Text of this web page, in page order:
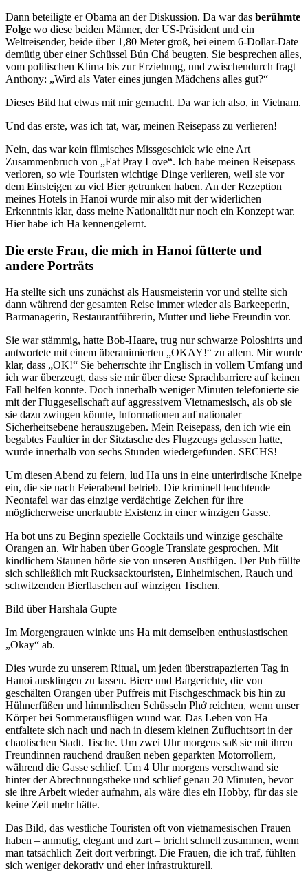
Dann beteiligte er Obama an der Diskussion. Da war das berühmte
Folge wo diese beiden Männer, der US-Präsident und ein
Weltreisender, beide über 1,80 Meter groß, bei einem 6-Dollar-Date
demütig über einer Schüssel Bún Chả beugten. Sie besprechen alles,
vom politischen Klima bis zur Erziehung, und zwischendurch fragt
Anthony: „Wird als Vater eines jungen Mädchens alles gut?“
Dieses Bild hat etwas mit mir gemacht. Da war ich also, in Vietnam.
Und das erste, was ich tat, war, meinen Reisepass zu verlieren!
Nein, das war kein filmisches Missgeschick wie eine Art
Zusammenbruch von „Eat Pray Love“. Ich habe meinen Reisepass
verloren, so wie Touristen wichtige Dinge verlieren, weil sie vor
dem Einsteigen zu viel Bier getrunken haben. An der Rezeption
meines Hotels in Hanoi wurde mir also mit der widerlichen
Erkenntnis klar, dass meine Nationalität nur noch ein Konzept war.
Hier habe ich Ha kennengelernt.
Die erste Frau, die mich in Hanoi fütterte und
andere Porträts
Ha stellte sich uns zunächst als Hausmeisterin vor und stellte sich
dann während der gesamten Reise immer wieder als Barkeeperin,
Barmanagerin, Restaurantführerin, Mutter und liebe Freundin vor.
Sie war stämmig, hatte Bob-Haare, trug nur schwarze Poloshirts und
antwortete mit einem überanimierten „OKAY!“ zu allem. Mir wurde
klar, dass „OK!“ Sie beherrschte ihr Englisch in vollem Umfang und
ich war überzeugt, dass sie mir über diese Sprachbarriere auf keinen
Fall helfen konnte. Doch innerhalb weniger Minuten telefonierte sie
mit der Fluggesellschaft auf aggressivem Vietnamesisch, als ob sie
sie dazu zwingen könnte, Informationen auf nationaler
Sicherheitsebene herauszugeben. Mein Reisepass, den ich wie ein
begabtes Faultier in der Sitztasche des Flugzeugs gelassen hatte,
wurde innerhalb von sechs Stunden wiedergefunden. SECHS!
Um diesen Abend zu feiern, lud Ha uns in eine unterirdische Kneipe
ein, die sie nach Feierabend betrieb. Die kriminell leuchtende
Neontafel war das einzige verdächtige Zeichen für ihre
möglicherweise unerlaubte Existenz in einer winzigen Gasse.
Ha bot uns zu Beginn spezielle Cocktails und winzige geschälte
Orangen an. Wir haben über Google Translate gesprochen. Mit
kindlichem Staunen hörte sie von unseren Ausflügen. Der Pub füllte
sich schließlich mit Rucksacktouristen, Einheimischen, Rauch und
schwitzenden Bierflaschen auf winzigen Tischen.
Bild über Harshala Gupte
Im Morgengrauen winkte uns Ha mit demselben enthusiastischen
„Okay“ ab.
Dies wurde zu unserem Ritual, um jeden überstrapazierten Tag in
Hanoi ausklingen zu lassen. Biere und Bargerichte, die von
geschälten Orangen über Puffreis mit Fischgeschmack bis hin zu
Hühnerfüßen und himmlischen Schüsseln Phở reichten, wenn unser
Körper bei Sommerausflügen wund war. Das Leben von Ha
entfaltete sich nach und nach in diesem kleinen Zufluchtsort in der
chaotischen Stadt. Tische. Um zwei Uhr morgens saß sie mit ihren
Freundinnen rauchend draußen neben geparkten Motorrollern,
während die Gasse schlief. Um 4 Uhr morgens verschwand sie
hinter der Abrechnungstheke und schlief genau 20 Minuten, bevor
sie ihre Arbeit wieder aufnahm, als wäre dies ein Hobby, für das sie
keine Zeit mehr hätte.
Das Bild, das westliche Touristen oft von vietnamesischen Frauen
haben – anmutig, elegant und zart – bricht schnell zusammen, wenn
man tatsächlich Zeit dort verbringt. Die Frauen, die ich traf, fühlten
sich weniger dekorativ und eher infrastrukturell.